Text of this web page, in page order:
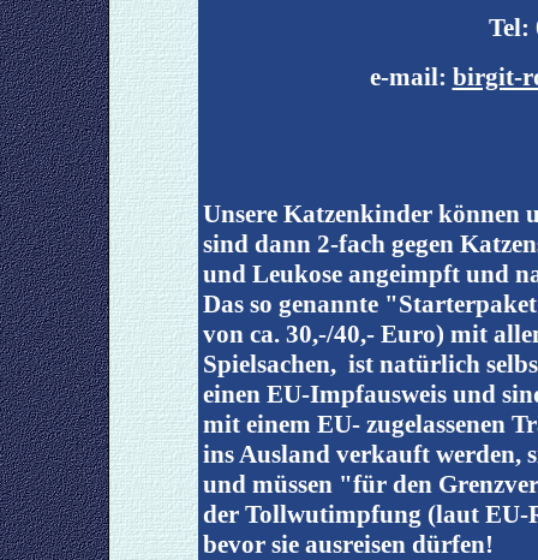
Tel:
e-mail: birgit-
Unsere Katzenkinder können
sind dann 2-fach gegen
und Leukose angeimpft und
Das so genannte
von ca. 30,-/40,- Euro) mit
Spielsachen, ist natürlich
einen EU-Impfausweis und
mit einem EU- zugelassenen
ins Ausland verkauft werden,
und müssen "für den
der Tollwutimpfung (laut EU-
bevor sie ausreisen dürfen!